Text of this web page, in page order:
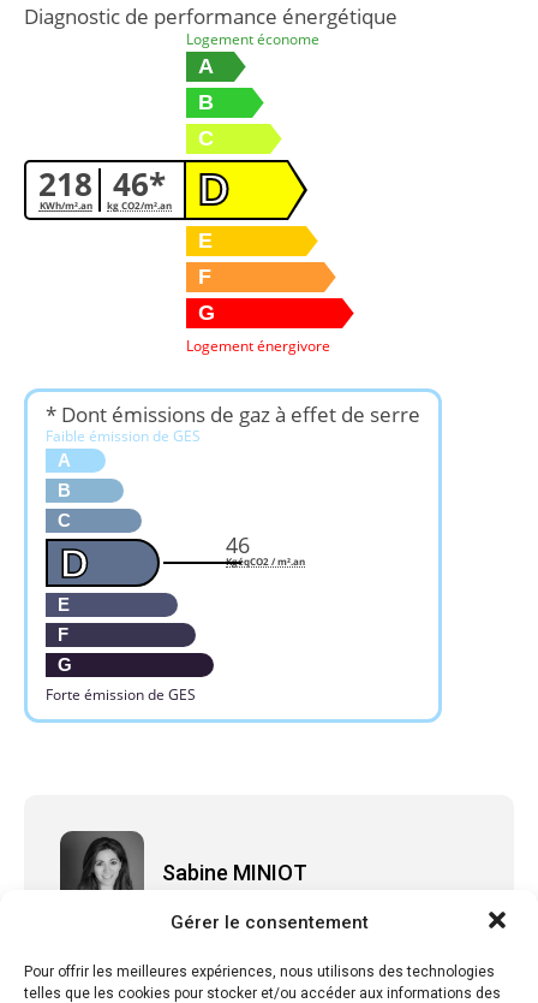
Gérer le consentement
Pour offrir les meilleures expériences, nous utilisons des technologies
telles que les cookies pour stocker et/ou accéder aux informations des
Diagnostic de performance énergétique
218
KWh/m².an 46*
kg CO2/m².an
Logement économe
A
B
C
D
E
F
G
Logement énergivore
* Dont émissions de gaz à effet de serre
Faible émission de GES
A
B
C
D
E
F
G
Forte émission de GES
46
KgéqCO2 / m².an
Sabine MINIOT